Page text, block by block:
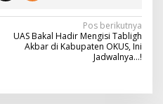
Pos berikutnya
UAS Bakal Hadir Mengisi Tabligh
Akbar di Kabupaten OKUS, Ini
Jadwalnya…!